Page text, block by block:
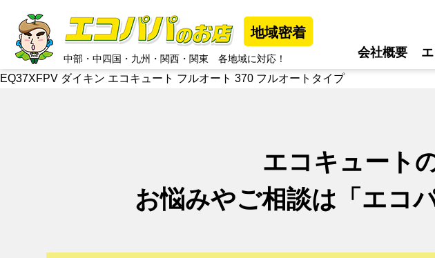
地域密着
中部 ・ 中四国 ・ 九州 ・ 関西 ・ 関東 各地域に対応！ 会社概要
EQ37XFPV ダイキン エコキュート フルオート 370 フルオートタイプ
エコキュート
お悩みやご相談は 「エコ